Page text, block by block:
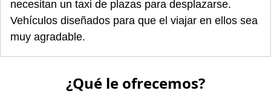
necesitan un taxi de plazas para desplazarse.
Vehículos diseñados para que el viajar en ellos sea
muy agradable.
¿Qué le ofrecemos?